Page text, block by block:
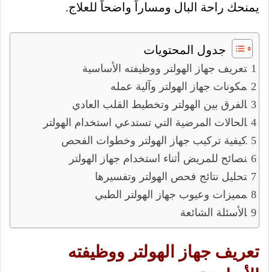
يمنحك راحة البال ومساراً واضحاً للعلاج.
جدول المحتويات
تعريف جهاز الهولتر ووظيفته الأساسية
مكونات جهاز الهولتر وآلية عمله
الفرق بين الهولتر وتخطيط القلب العادي
الحالات المرضية التي تستدعي استخدام الهولتر
كيفية تركيب جهاز الهولتر وخطوات الفحص
نصائح للمريض أثناء استخدام جهاز الهولتر
تحليل نتائج فحص الهولتر وتفسيرها
مميزات وعيوب جهاز الهولتر الطبي
الأسئلة الشائعة
تعريف جهاز الهولتر ووظيفته